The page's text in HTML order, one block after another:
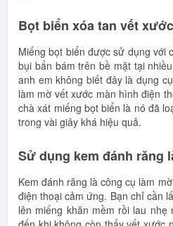
Bọt biển xóa tan vết
Miếng bọt biển được sử dụng với
bụi bẩn bám trên bề mặt tại
anh em không biết đây là dụng
làm mờ vết xước màn hình điện
chà xát miếng bọt biển là nó đã
trong vài giây khá hiệu quả.
Sử dụng kem đánh răng
Kem đánh răng là công cụ làm
điện thoại cảm ứng. Bạn chỉ cần
lên miếng khăn mềm rồi lau nhẹ